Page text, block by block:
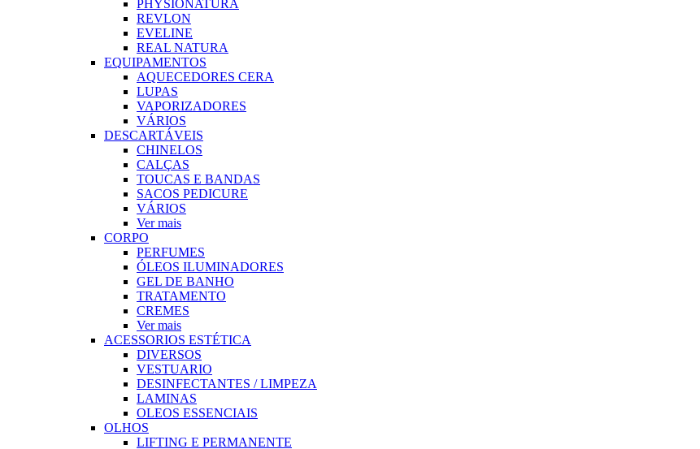
PHYSIONATURA
REVLON
EVELINE
REAL NATURA
EQUIPAMENTOS
AQUECEDORES CERA
LUPAS
VAPORIZADORES
VÁRIOS
DESCARTÁVEIS
CHINELOS
CALÇAS
TOUCAS E BANDAS
SACOS PEDICURE
VÁRIOS
Ver mais
CORPO
PERFUMES
ÓLEOS ILUMINADORES
GEL DE BANHO
TRATAMENTO
CREMES
Ver mais
ACESSORIOS ESTÉTICA
DIVERSOS
VESTUARIO
DESINFECTANTES / LIMPEZA
LAMINAS
OLEOS ESSENCIAIS
OLHOS
LIFTING E PERMANENTE